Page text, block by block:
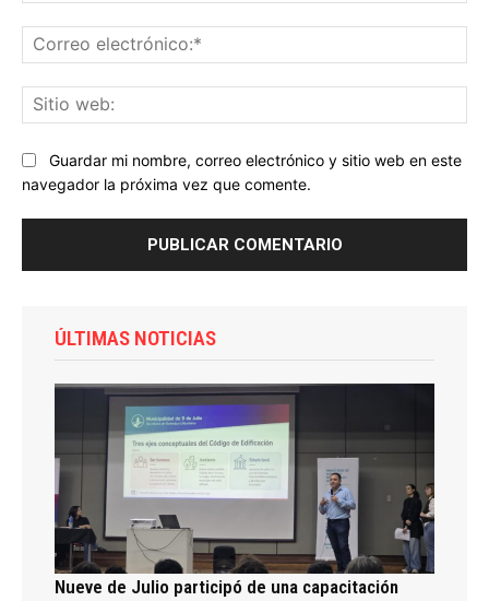
Guardar mi nombre, correo electrónico y sitio web en este
navegador la próxima vez que comente.
ÚLTIMAS NOTICIAS
Nueve de Julio participó de una capacitación